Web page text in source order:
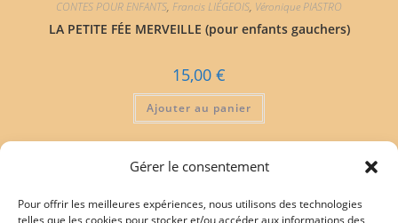
Gérer le consentement
Pour offrir les meilleures expériences, nous utilisons des technologies
telles que les cookies pour stocker et/ou accéder aux informations des
CONTES POUR ENFANTS, Francis LIÉGEOIS, Véronique PIASTRO
LA PETITE FÉE MERVEILLE (pour enfants gauchers)
15,00 €
Ajouter au panier